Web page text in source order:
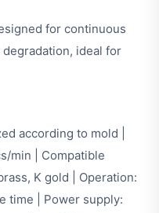
for continuous
ideal for
according to mold |
min | Compatible
K gold | Operation:
time | Power supply: